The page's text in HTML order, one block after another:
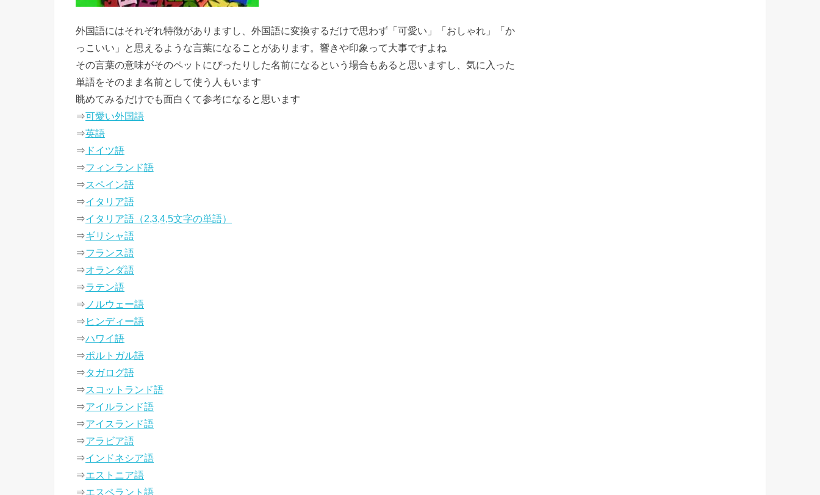
外国語にはそれぞれ特徴がありますし、外国語に変換するだけで思わず「可愛い 」「おしゃれ 」「か
っこいい 」と思えるような言葉になることがあります。響きや印象って大事ですよね
その言葉の意味がそのペットにぴったりした名前になるという場合もあると思いますし、気に入った
単語をそのまま名前として使う人もいます
眺めてみるだけでも面白くて参考になると思います
⇒可愛い外国語
⇒英語
⇒ ドイツ語
⇒フィンランド語
⇒スペイン語
⇒イタリア語
⇒イタリア語（2,3,4,5文字の単語）
⇒ギリシャ語
⇒フランス語
⇒オランダ語
⇒ラテン語
⇒ ノルウェー語
⇒ ヒンディー語
⇒ハワイ語
⇒ポルトガル語
⇒タガログ語
⇒スコットランド語
⇒アイルランド語
⇒アイスランド語
⇒アラビア語
⇒インドネシア語
⇒エストニア語
⇒エスペラント語